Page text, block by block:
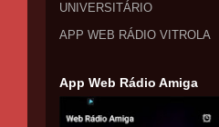
UNIVERSITÁRIO
APP WEB RÁDIO VITROLA
App Web Rádio Amiga